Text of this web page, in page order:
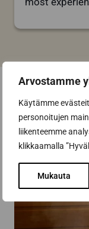
Arvostamme
Käytämme
personoitujen
liikenteemme
klikkaamalla
Mukauta